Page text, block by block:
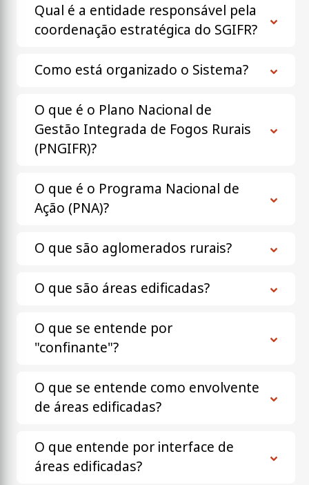
Qual é a entidade responsável pela
coordenação estratégica do SGIFR?
Como está organizado o Sistema?
O que é o Plano Nacional de
Gestão Integrada de Fogos Rurais
(PNGIFR)?
O que é o Programa Nacional de
Ação (PNA)?
O que são aglomerados rurais?
O que são áreas edificadas?
O que se entende por
"confinante"?
O que se entende como envolvente
de áreas edificadas?
O que entende por interface de
áreas edificadas?